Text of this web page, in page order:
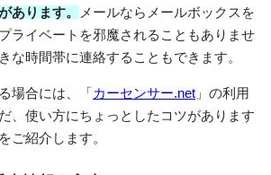
あります。
メールならメールボックスを
ライベートを邪魔されることもありませ
な時間帯に連絡することもできます。
場合には、「 カーセンサー.net 」の利用
、使い方にちょっとしたコツがあります
ご紹介します。